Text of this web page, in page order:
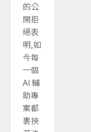
的公
開拒
絕表
明,如
今每
一個
AI 輔
助專
案都
裹挾